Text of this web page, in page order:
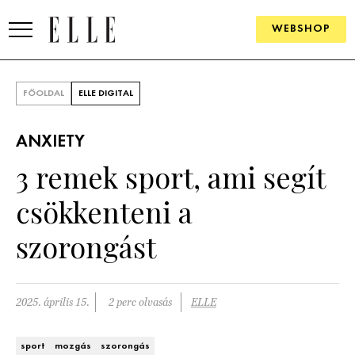
WEBSHOP
SZÉPSÉG
ÉLETMÓD
PÁRKAPCSOLAT
FŐOLDAL ELLE DIGITAL
ANXIETY
3 remek sport, ami segít
csökkenteni a
szorongást
2025. április 15. 2 perc olvasás ELLE
sport mozgás szorongás